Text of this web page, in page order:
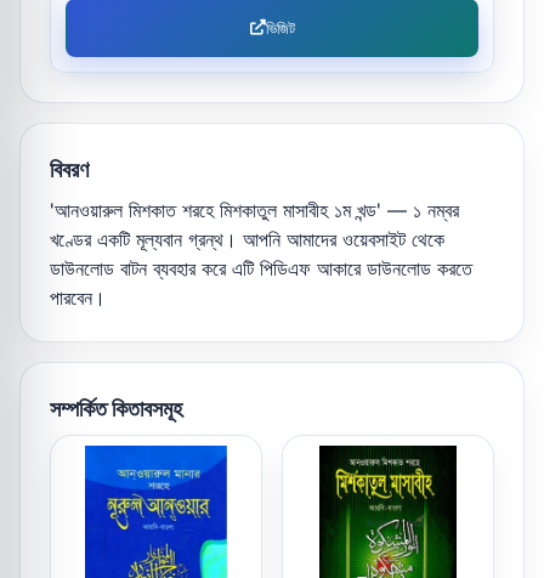
ভিজিট
বিবরণ
'আনওয়ারুল মিশকাত শরহে মিশকাতুল মাসাবীহ ১ম খন্ড' — ১ নম্বর
খণ্ডের একটি মূল্যবান গ্রন্থ। আপনি আমাদের ওয়েবসাইট থেকে
ডাউনলোড বাটন ব্যবহার করে এটি পিডিএফ আকারে ডাউনলোড করতে
পারবেন।
সম্পর্কিত কিতাবসমূহ